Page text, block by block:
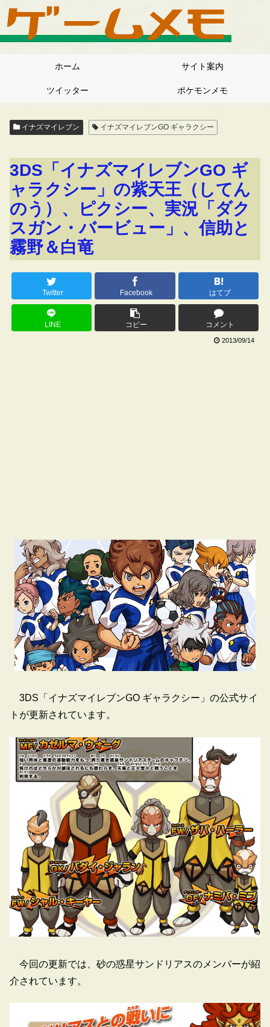
ホーム サイト案内
ツイッター ポケモンメモ
イナズマイレブン イナズマイレブンGO ギャラクシー
3DS「イナズマイレブンGO ギ
ャラクシー」の紫天王（してん
のう）、ピクシー、実況「ダク
スガン・バービュー」、信助と
霧野＆白竜
Twitter Facebook はてブ
LINE コピー コメント
2013/09/14
3DS「イナズマイレブンGO ギャラクシー」の公式サイ
トが更新されています。
今回の更新では、砂の惑星サンドリアスのメンバーが紹
介されています。